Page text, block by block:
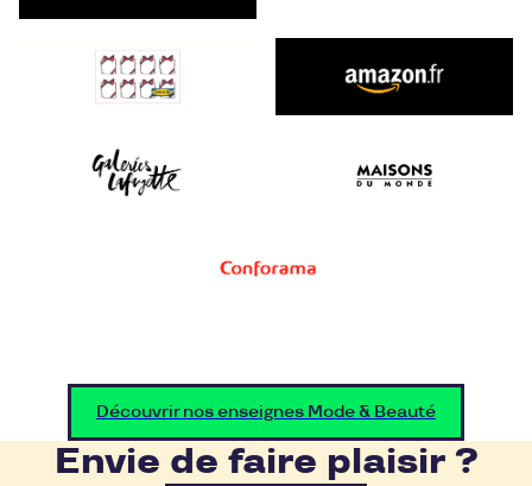
Découvrir nos enseignes Mode & Beauté
Envie de faire plaisir ?